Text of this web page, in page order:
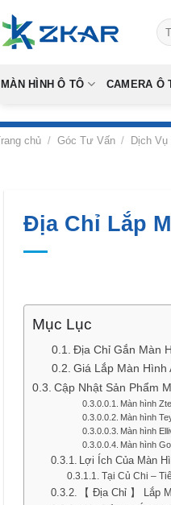
to
content
Tìm
MÀN HÌNH Ô TÔ CAMERA Ô
chủ / Góc Tư Vấn / Dịch
Địa Chỉ Lắp
Mục Lục
Địa Chỉ Gắn Màn
Giá Lắp Màn Hình
Cập Nhật Sản Phẩm
Màn hình
Màn hình
Màn hình
Màn hình
Lợi Ích Của Màn
Tại Củ Chi –
【 Địa Chỉ 】 Lắp